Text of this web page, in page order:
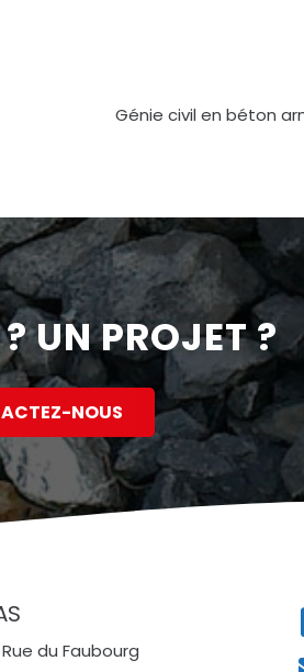
Génie civil en béton
UN PROJET ?
NOUS
du Faubourg